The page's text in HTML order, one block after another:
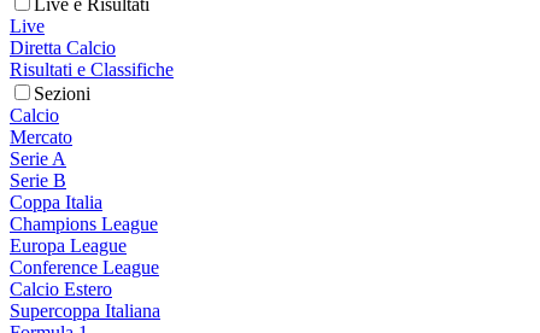
Live e Risultati
Live
Diretta Calcio
Risultati e Classifiche
Sezioni
Calcio
Mercato
Serie A
Serie B
Coppa Italia
Champions League
Europa League
Conference League
Calcio Estero
Supercoppa Italiana